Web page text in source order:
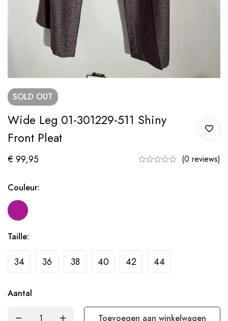
SOLD OUT
Wide Leg 01-301229-511 Shiny
Front Pleat
€ 99,95 (0 reviews)
Couleur:
Taille:
34 36 38 40 42 44
Aantal
Toevoegen aan winkelwagen